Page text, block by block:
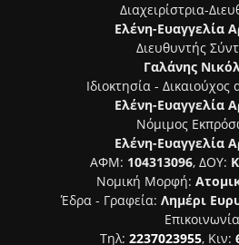
Διαχειρίστρια-
Ελένη-Ευαγγελία
Διευθυντής
Γαλάνης
Ιδιοκτησία -
Ελένη-Ευαγγελία
Νόμιμος
Ελένη-Ευαγγελία
ΑΦΜ: 104313096, ΔΟΥ:
Νομική Μορφή:
Έδρα - Γραφεία: Λημέρι
Τηλ: 2237023955, Κιν: